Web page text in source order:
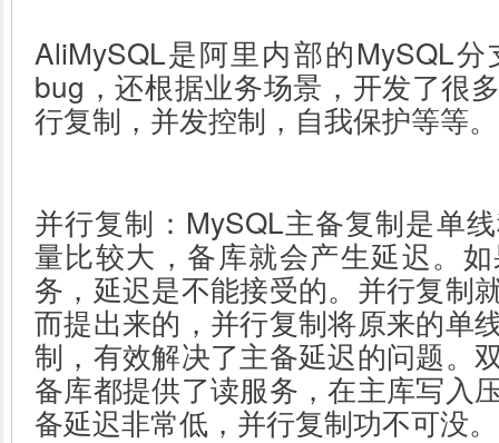
AliMySQL是阿里内部的MySQL
bug，还根据业务场景，开发了很
行复制，并发控制，自我保护等等。
并行复制：MySQL主备复制是单
量比较大，备库就会产生延迟。
务，延迟是不能接受的。并行复制
而提出来的，并行复制将原来的单
制，有效解决了主备延迟的问题。
备库都提供了读服务，在主库写入
备延迟非常低，并行复制功不可没。